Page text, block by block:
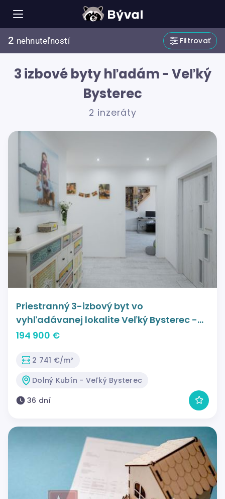
2 nehnuteľností Filtrovať
3 izbové byty hľadám - Veľký
Bysterec
2 inzeráty
Priestranný 3-izbový byt vo
vyhľadávanej lokalite Veľký Bysterec -
Dolný Kubín
194 900 €
2 741 €/m²
Dolný Kubín - Veľký Bysterec
36 dní